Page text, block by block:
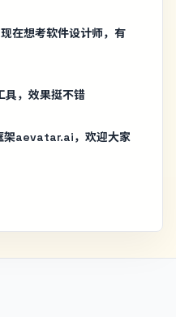
在想考软件设计师，有
具，效果挺不错
aevatar.ai，欢迎大家